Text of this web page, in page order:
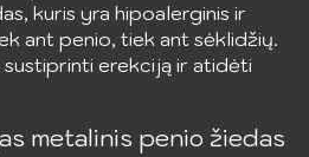
kuris yra hipoalerginis ir
ant penio, tiek ant sėklidžių.
sustiprinti erekciją ir atidėti
metalinis penio žiedas